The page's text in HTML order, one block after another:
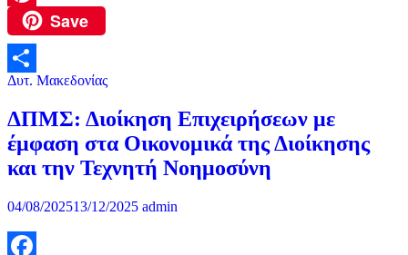
PinterestSave
Μοιραστείτε
Δυτ. Μακεδονίας
ΔΠΜΣ: Διοίκηση Επιχειρήσεων με
έμφαση στα Οικονομικά της Διοίκησης
και την Τεχνητή Νοημοσύνη
04/08/202513/12/2025 admin